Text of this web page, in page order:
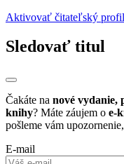
Aktivovať čitateľský profil
Sledovať titul
Čakáte na nové vydanie,
knihy? Máte záujem o e-
pošleme vám
E-mail